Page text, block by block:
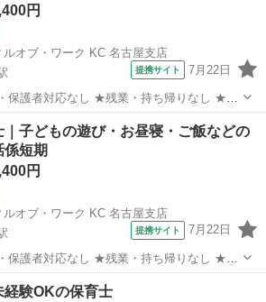
円
ルオブ・ワーク KC 名古屋支店
提携サイト 7月22日
護者対応なし ★残業・持ち帰りなし ★指
ート ・お散歩の付き添い ・お昼寝チェッ
ヶ瀬駅 保育士
｜子どもの遊び・お昼寝・ご飯などの
係短期
円
ルオブ・ワーク KC 名古屋支店
提携サイト 7月22日
護者対応なし ★残業・持ち帰りなし ★指
ート ・お散歩の付き添い ・お昼寝チェッ
十軒駅 保育士
経験OKの保育士